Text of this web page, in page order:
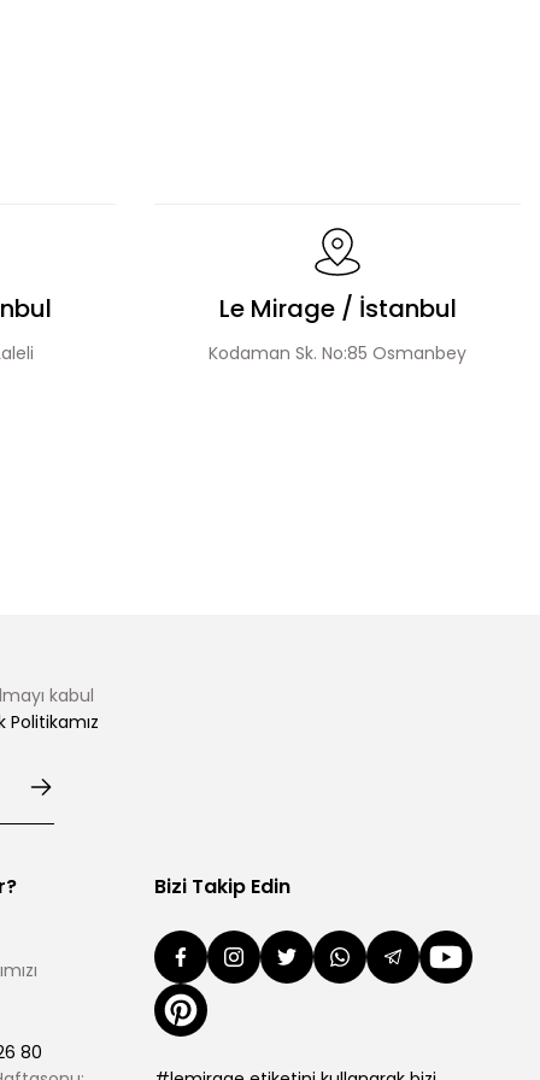
Tensel Abaya Takım
Le Mirage / İstanbul
Kodaman Sk. No:85 Osmanbey
kabul
Politikamız
80
Bizi Takip Edin